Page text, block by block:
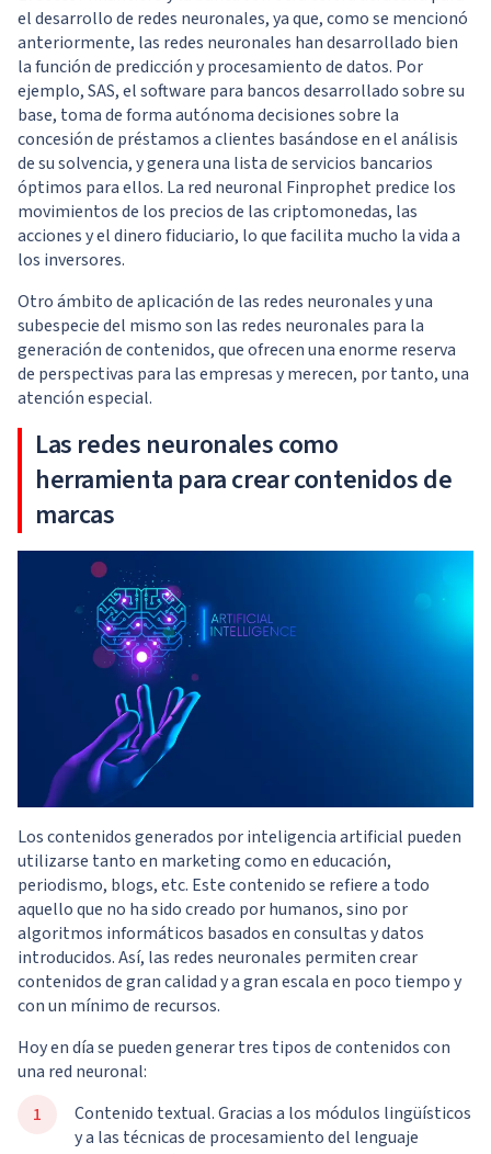
el desarrollo de redes neuronales, ya que, como se mencionó
anteriormente, las redes neuronales han desarrollado bien
la función de predicción y procesamiento de datos. Por
ejemplo, SAS, el software para bancos desarrollado sobre su
base, toma de forma autónoma decisiones sobre la
concesión de préstamos a clientes basándose en el análisis
de su solvencia, y genera una lista de servicios bancarios
óptimos para ellos. La red neuronal Finprophet predice los
movimientos de los precios de las criptomonedas, las
acciones y el dinero fiduciario, lo que facilita mucho la vida a
los inversores.
Otro ámbito de aplicación de las redes neuronales y una
subespecie del mismo son las redes neuronales para la
generación de contenidos, que ofrecen una enorme reserva
de perspectivas para las empresas y merecen, por tanto, una
atención especial.
Las redes neuronales como
herramienta para crear contenidos de
marcas
Los contenidos generados por inteligencia artificial pueden
utilizarse tanto en marketing como en educación,
periodismo, blogs, etc. Este contenido se refiere a todo
aquello que no ha sido creado por humanos, sino por
algoritmos informáticos basados en consultas y datos
introducidos. Así, las redes neuronales permiten crear
contenidos de gran calidad y a gran escala en poco tiempo y
con un mínimo de recursos.
Hoy en día se pueden generar tres tipos de contenidos con
una red neuronal:
Contenido textual. Gracias a los módulos lingüísticos
y a las técnicas de procesamiento del lenguaje